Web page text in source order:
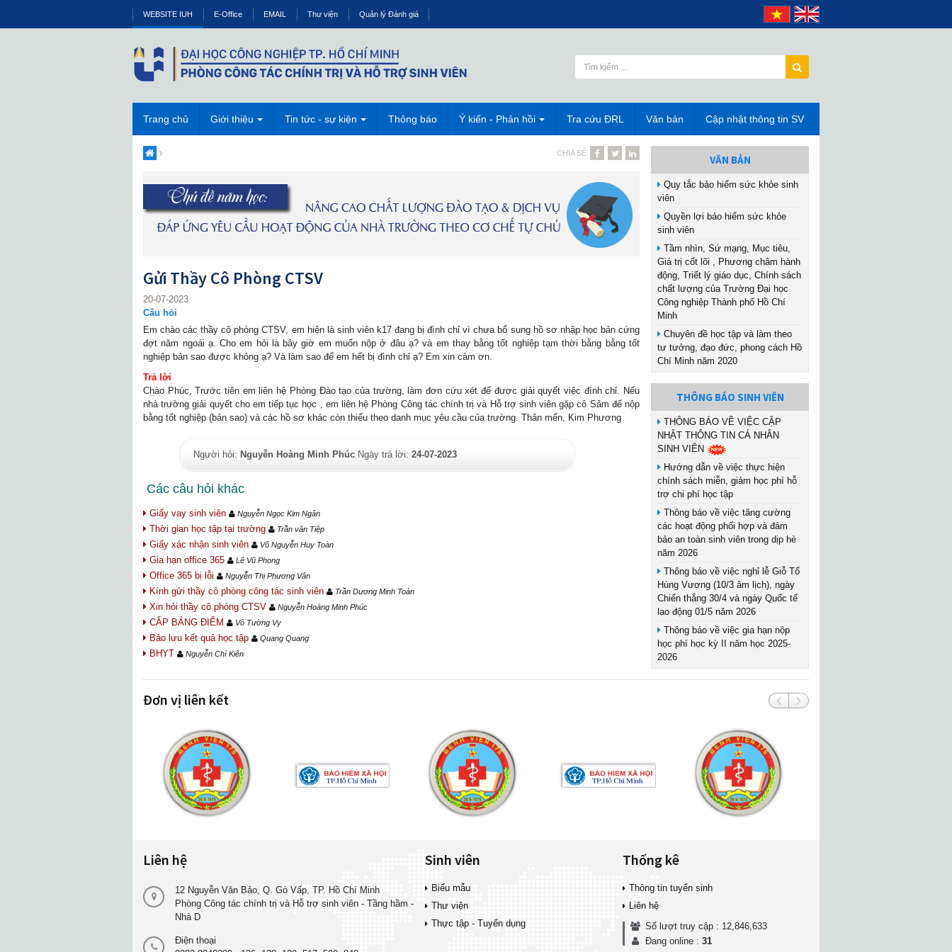
WEBSITE IUH E-Office EMAIL Thư viện Quản lý Đánh giá
Trang chủ Giới thiệu Tin tức - sự kiện Thông báo Ý kiến - Phản hồi Tra cứu ĐRL Văn bản Cập nhật thông tin SV
CHIA SẺ
Gửi Thầy Cô Phòng CTSV
20-07-2023
Câu hỏi
Em chào các thầy cô phòng CTSV, em hiện là sinh viên k17 đang bị đình chỉ vì chưa bổ sung hồ sơ nhập học bản cứng
đợt năm ngoái ạ. Cho em hỏi là bây giờ em muốn nộp ở đâu ạ? và em thay bằng tốt nghiệp tạm thời bằng bằng tốt
nghiệp bản sao được không ạ? Và làm sao để em hết bị đình chỉ ạ? Em xin cảm ơn.
Trả lời
Chào Phúc, Trước tiên em liên hệ Phòng Đào tạo của trường, làm đơn cứu xét để được giải quyết việc đình chỉ. Nếu
nhà trường giải quyết cho em tiếp tục học , em liên hệ Phòng Công tác chính trị và Hỗ trợ sinh viên gặp cô Sâm để nộp
bằng tốt nghiệp (bản sao) và các hồ sơ khác còn thiếu theo danh mục yêu cầu của trường. Thân mến, Kim Phương
Người hỏi: Nguyễn Hoàng Minh PhúcNgày trả lời: 24-07-2023
Các câu hỏi khác
Giấy vay sinh viên Nguyễn Ngọc Kim Ngân
Thời gian học tập tại trường Trần văn Tiệp
Giấy xác nhận sinh viên Võ Nguyễn Huy Toàn
Gia hạn office 365 Lê Vũ Phong
Office 365 bị lỗi Nguyễn Thị Phương Vân
Kính gửi thầy cô phòng công tác sinh viên Trần Dương Minh Toàn
Xin hỏi thầy cô phòng CTSV Nguyễn Hoàng Minh Phúc
CẤP BẢNG ĐIỂM Võ Tường Vy
Bảo lưu kết quả học tập Quang Quang
BHYT Nguyễn Chí Kiên
VĂN BẢN
Quy tắc bảo hiểm sức khỏe sinh
viên
Quyền lợi bảo hiểm sức khỏe
sinh viên
Tầm nhìn, Sứ mạng, Mục tiêu,
Giá trị cốt lõi , Phương châm hành
động, Triết lý giáo dục, Chính sách
chất lượng của Trường Đại học
Công nghiệp Thành phố Hồ Chí
Minh
Chuyên đề học tập và làm theo
tư tưởng, đạo đức, phong cách Hồ
Chí Minh năm 2020
THÔNG BÁO SINH VIÊN
THÔNG BÁO VỀ VIỆC CẬP
NHẬT THÔNG TIN CÁ NHÂN
SINH VIÊN
Hướng dẫn về việc thực hiện
chính sách miễn, giảm học phí hỗ
trợ chi phí học tập
Thông báo về việc tăng cường
các hoạt động phối hợp và đảm
bảo an toàn sinh viên trong dịp hè
năm 2026
Thông báo về việc nghỉ lễ Giỗ Tổ
Hùng Vương (10/3 âm lịch), ngày
Chiến thắng 30/4 và ngày Quốc tế
lao động 01/5 năm 2026
Thông báo về việc gia hạn nộp
học phí học kỳ II năm học 2025-
2026
Đơn vị liên kết
Liên hệ
12 Nguyễn Văn Bảo, Q. Gò Vấp, TP. Hồ Chí Minh
Phòng Công tác chính trị và Hỗ trợ sinh viên - Tầng hầm -
Nhà D
Điện thoại
Sinh viên
Biểu mẫu
Thư viện
Thực tập - Tuyển dụng
Thống kê
Thông tin tuyển sinh
Liên hệ
Số lượt truy cập : 12,846,633
Đang online :31